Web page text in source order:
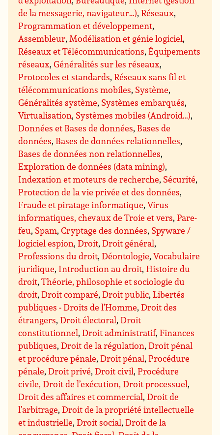
de la messagerie, navigateur…),Réseaux,
Programmation et développement,
Assembleur, Modélisation et génie logiciel,
Réseaux et Télécommunications,Équipements
réseaux,Généralités sur les réseaux,
Protocoles et standards,Réseaux sans fil et
télécommunications mobiles, Système,
Généralités système, Systèmes embarqués,
Virtualisation, Systèmes mobiles (Android…),
Données et Bases de données, Bases de
données, Bases de données relationnelles,
Bases de données non relationnelles,
Exploration de données (data mining),
Indexation et moteurs de recherche, Sécurité,
Protection de la vie privée et des données,
Fraude et piratage informatique,Virus
informatiques, chevaux de Troie et vers,Pare-
feu, Spam,Cryptage des données, Spyware /
logiciel espion,Droit,Droit général,
Professions du droit,Déontologie,Vocabulaire
juridique, Introduction au droit,Histoire du
droit,Théorie, philosophie et sociologie du
droit,Droit comparé,Droit public,Libertés
publiques - Droits de l’Homme,Droit des
étrangers,Droit électoral,Droit
constitutionnel,Droit administratif,Finances
publiques,Droit de la régulation,Droit pénal
et procédure pénale,Droit pénal,Procédure
pénale,Droit privé,Droit civil,Procédure
civile, Droit de l’exécution, Droit processuel,
Droit des affaires et commercial,Droit de
l’arbitrage,Droit de la propriété intellectuelle
et industrielle,Droit social,Droit de la